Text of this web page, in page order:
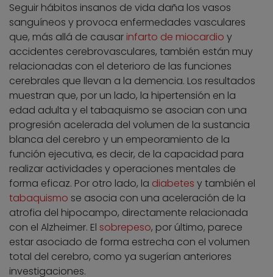
Seguir hábitos insanos de vida daña los vasos
sanguíneos y provoca enfermedades vasculares
que, más allá de causar infarto de miocardio y
accidentes cerebrovasculares, también están muy
relacionadas con el deterioro de las funciones
cerebrales que llevan a la demencia. Los resultados
muestran que, por un lado, la hipertensión en la
edad adulta y el tabaquismo se asocian con una
progresión acelerada del volumen de la sustancia
blanca del cerebro y un empeoramiento de la
función ejecutiva, es decir, de la capacidad para
realizar actividades y operaciones mentales de
forma eficaz. Por otro lado, la diabetes y también el
tabaquismo se asocia con una aceleración de la
atrofia del hipocampo, directamente relacionada
con el Alzheimer. El sobrepeso, por último, parece
estar asociado de forma estrecha con el volumen
total del cerebro, como ya sugerían anteriores
investigaciones.